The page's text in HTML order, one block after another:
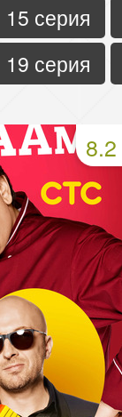
15 серия
19 серия
8.2